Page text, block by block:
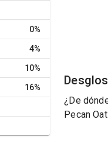
0%
4%
10%
16%
¿De
Pecan